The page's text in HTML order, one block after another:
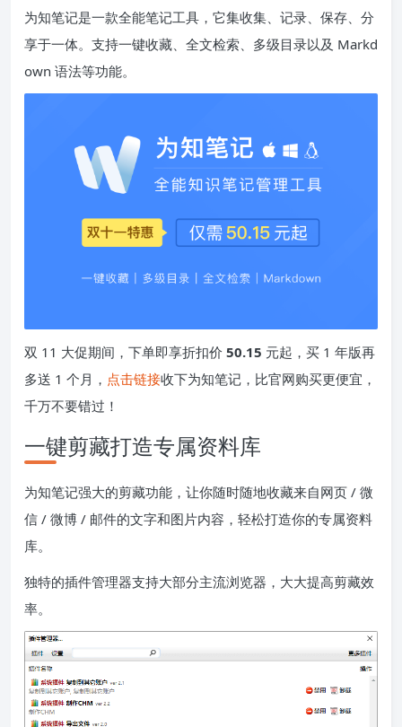
为知笔记是一款全能笔记工具，它集收集、记录、保存、分
享于一体。支持一键收藏、全文检索、多级目录以及 Markd
own 语法等功能。
双 11 大促期间，下单即享折扣价 50.15 元起，买 1 年版再
多送 1 个月， 点击链接收下为知笔记，比官网购买更便宜，
千万不要错过！
一键剪藏打造专属资料库
为知笔记强大的剪藏功能，让你随时随地收藏来自网页 / 微
信 / 微博 / 邮件的文字和图片内容，轻松打造你的专属资料
库。
独特的插件管理器支持大部分主流浏览器，大大提高剪藏效
率。